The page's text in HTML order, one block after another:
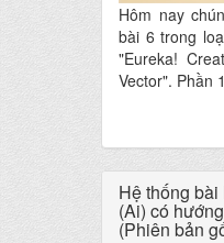
Hôm nay
bài 6 trong
"Eureka!
Vector". Phần 1
Hệ thống
(Ai) có
(Phiên bản